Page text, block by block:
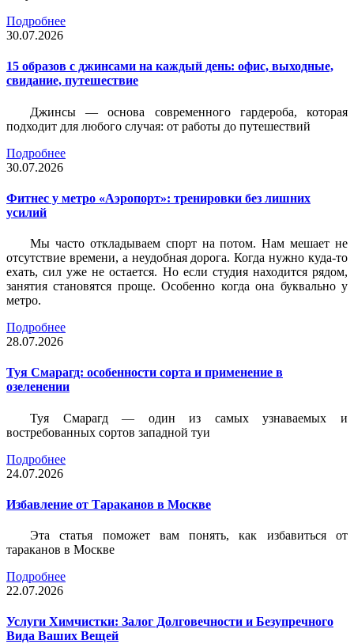
Подробнее
30.07.2026
15 образов с джинсами на каждый день: офис, выходные,
свидание, путешествие
Джинсы — основа современного гардероба, которая
подходит для любого случая: от работы до путешествий
Подробнее
30.07.2026
Фитнес у метро «Аэропорт»: тренировки без лишних
усилий
Мы часто откладываем спорт на потом. Нам мешает не
отсутствие времени, а неудобная дорога. Когда нужно куда-то
ехать, сил уже не остается. Но если студия находится рядом,
занятия становятся проще. Особенно когда она буквально у
метро.
Подробнее
28.07.2026
Туя Смарагд: особенности сорта и применение в
озеленении
Туя Смарагд — один из самых узнаваемых и
востребованных сортов западной туи
Подробнее
24.07.2026
Избавление от Тараканов в Москве
Эта статья поможет вам понять, как избавиться от
тараканов в Москве
Подробнее
22.07.2026
Услуги Химчистки: Залог Долговечности и Безупречного
Вида Ваших Вещей